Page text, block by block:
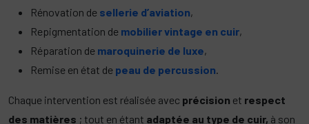
Rénovation de sellerie d’aviation,
Repigmentation de mobilier vintage en cuir,
Réparation de maroquinerie de luxe,
Remise en état de peau de percussion
Chaque intervention est réalisée avec précision et respect
des matières ; tout en étant adaptée au type de cuir, à son